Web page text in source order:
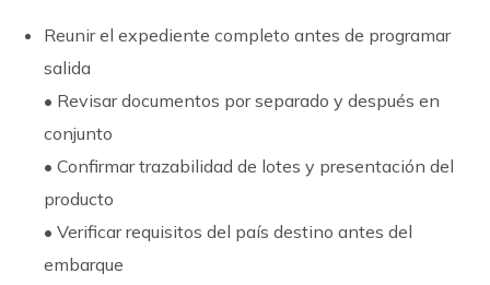
Reunir el expediente completo antes de programar
salida
• Revisar documentos por separado y después en
conjunto
• Confirmar trazabilidad de lotes y presentación del
producto
• Verificar requisitos del país destino antes del
embarque